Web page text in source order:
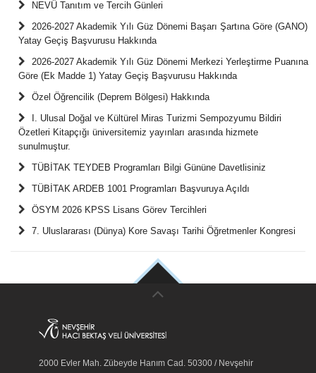
NEVÜ Tanıtım ve Tercih Günleri
2026-2027 Akademik Yılı Güz Dönemi Başarı Şartına Göre (GANO)
Yatay Geçiş Başvurusu Hakkında
2026-2027 Akademik Yılı Güz Dönemi Merkezi Yerleştirme Puanına
Göre (Ek Madde 1) Yatay Geçiş Başvurusu Hakkında
Özel Öğrencilik (Deprem Bölgesi) Hakkında
I. Ulusal Doğal ve Kültürel Miras Turizmi Sempozyumu Bildiri
Özetleri Kitapçığı üniversitemiz yayınları arasında hizmete
sunulmuştur.
TÜBİTAK TEYDEB Programları Bilgi Gününe Davetlisiniz
TÜBİTAK ARDEB 1001 Programları Başvuruya Açıldı
ÖSYM 2026 KPSS Lisans Görev Tercihleri
7. Uluslararası (Dünya) Kore Savaşı Tarihi Öğretmenler Kongresi
2000 Evler Mah. Zübeyde Hanım Cad. 50300 / Nevşehir